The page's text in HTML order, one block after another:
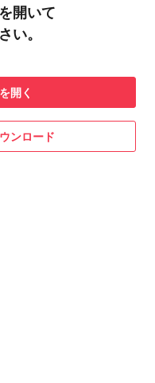
開いて
い。
開く
ンロード